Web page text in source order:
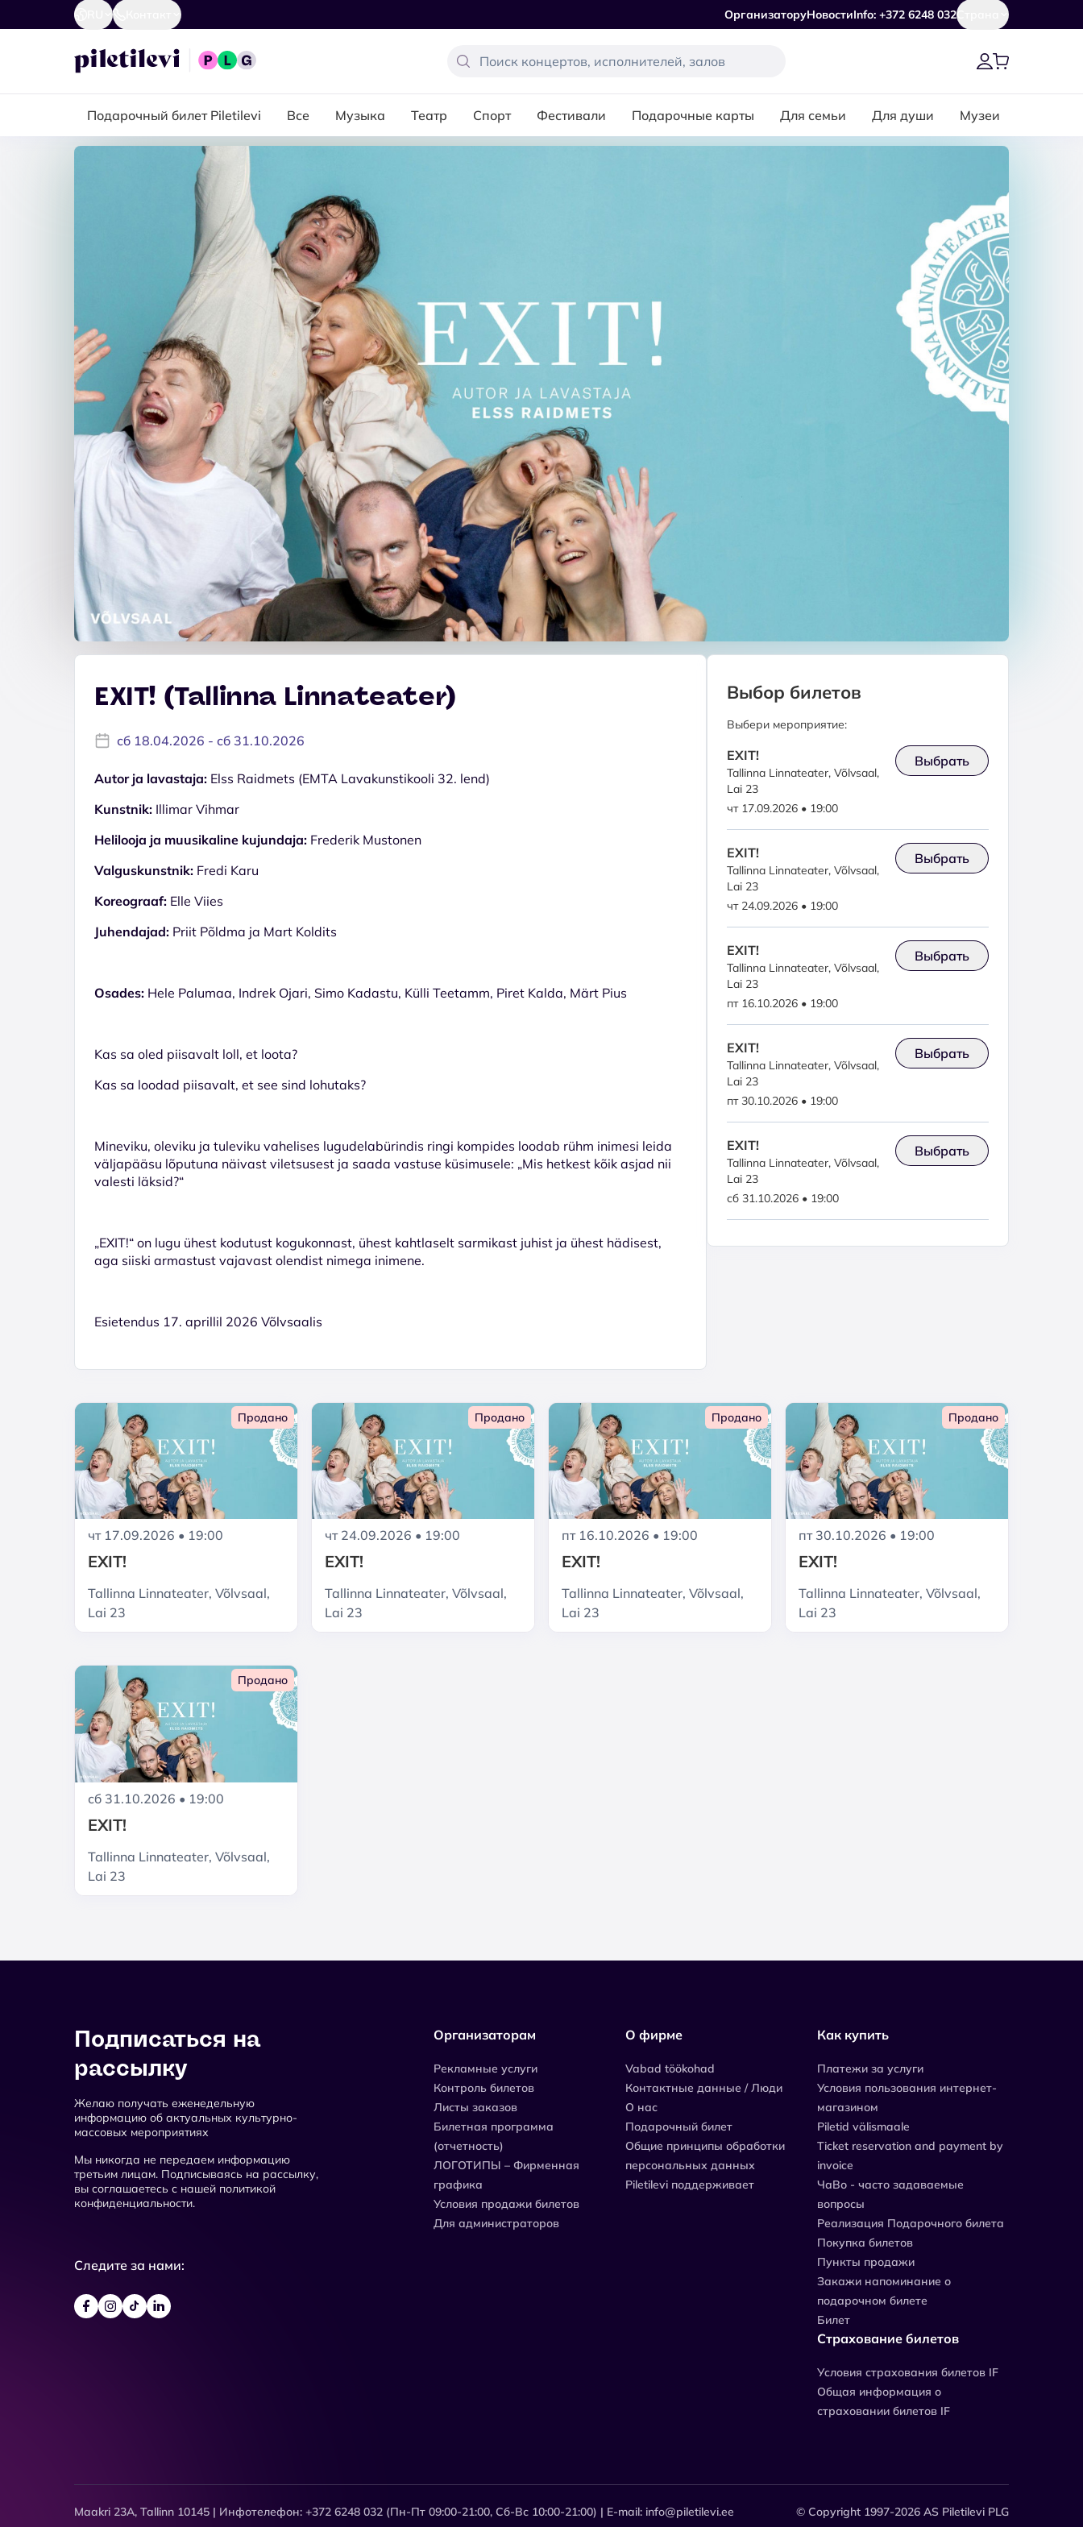
ОрганизаторуНовостиInfo: +372 6248 032Страна
Подарочный билет Piletilevi Все Музыка Театр Спорт Фестивали Подарочные карты Для семьи Для души Музеи
EXIT! (Tallinna Linnateater)
сб 18.04.2026 - сб 31.10.2026
Autor ja lavastaja: Elss Raidmets (EMTA Lavakunstikooli 32. lend)
Kunstnik: Illimar Vihmar
Helilooja ja muusikaline kujundaja: Frederik Mustonen
Valguskunstnik: Fredi Karu
Koreograaf: Elle Viies
Juhendajad: Priit Põldma ja Mart Koldits
Osades: Hele Palumaa, Indrek Ojari, Simo Kadastu, Külli Teetamm, Piret Kalda, Märt Pius
Kas sa oled piisavalt loll, et loota?
Kas sa loodad piisavalt, et see sind lohutaks?
Mineviku, oleviku ja tuleviku vahelises lugudelabürindis ringi kompides loodab rühm inimesi leida
väljapääsu lõputuna näivast viletsusest ja saada vastuse küsimusele: „Mis hetkest kõik asjad nii
valesti läksid?“
„EXIT!“ on lugu ühest kodutust kogukonnast, ühest kahtlaselt sarmikast juhist ja ühest hädisest,
aga siiski armastust vajavast olendist nimega inimene.
Esietendus 17. aprillil 2026 Võlvsaalis
Выбор билетов
Выбери мероприятие:
EXIT!
Tallinna Linnateater, Võlvsaal,
Lai 23
чт 17.09.2026 • 19:00
Выбрать
EXIT!
Tallinna Linnateater, Võlvsaal,
Lai 23
чт 24.09.2026 • 19:00
Выбрать
EXIT!
Tallinna Linnateater, Võlvsaal,
Lai 23
пт 16.10.2026 • 19:00
Выбрать
EXIT!
Tallinna Linnateater, Võlvsaal,
Lai 23
пт 30.10.2026 • 19:00
Выбрать
EXIT!
Tallinna Linnateater, Võlvsaal,
Lai 23
сб 31.10.2026 • 19:00
Выбрать
Продано
чт 17.09.2026 • 19:00
EXIT!
Tallinna Linnateater, Võlvsaal,
Lai 23
Продано
чт 24.09.2026 • 19:00
EXIT!
Tallinna Linnateater, Võlvsaal,
Lai 23
Продано
пт 16.10.2026 • 19:00
EXIT!
Tallinna Linnateater, Võlvsaal,
Lai 23
Продано
пт 30.10.2026 • 19:00
EXIT!
Tallinna Linnateater, Võlvsaal,
Lai 23
Продано
сб 31.10.2026 • 19:00
EXIT!
Tallinna Linnateater, Võlvsaal,
Lai 23
Подписаться на
рассылку
Желаю получать еженедельную
информацию об актуальных культурно-
массовых мероприятиях
Мы никогда не передаем информацию
третьим лицам. Подписываясь на рассылку,
вы соглашаетесь с нашей политикой
конфиденциальности.
Следите за нами:
Организаторам
Рекламные услуги
Контроль билетов
Листы заказов
Билетная программа
(отчетность)
ЛОГОТИПЫ – Фирменная
графика
Условия продажи билетов
Для администраторов
О фирме
Vabad töökohad
Контактные данные / Люди
О нас
Подарочный билет
Общие принципы обработки
персональных данных
Piletilevi поддерживает
Как купить
Платежи за услуги
Условия пользования интернет-
магазином
Piletid välismaale
Ticket reservation and payment by
invoice
ЧаВо - часто задаваемые
вопросы
Реализация Подарочного билета
Покупка билетов
Пункты продажи
Закажи напоминание о
подарочном билете
Билет
Страхование билетов
Уcловия страхования билетов IF
Общая информация о
страховании билетов IF
Maakri 23A, Tallinn 10145 | Инфотелефон: +372 6248 032 (Пн-Пт 09:00-21:00, Сб-Вс 10:00-21:00) | E-mail: info@piletilevi.ee © Copyright 1997-2026 AS Piletilevi PLG